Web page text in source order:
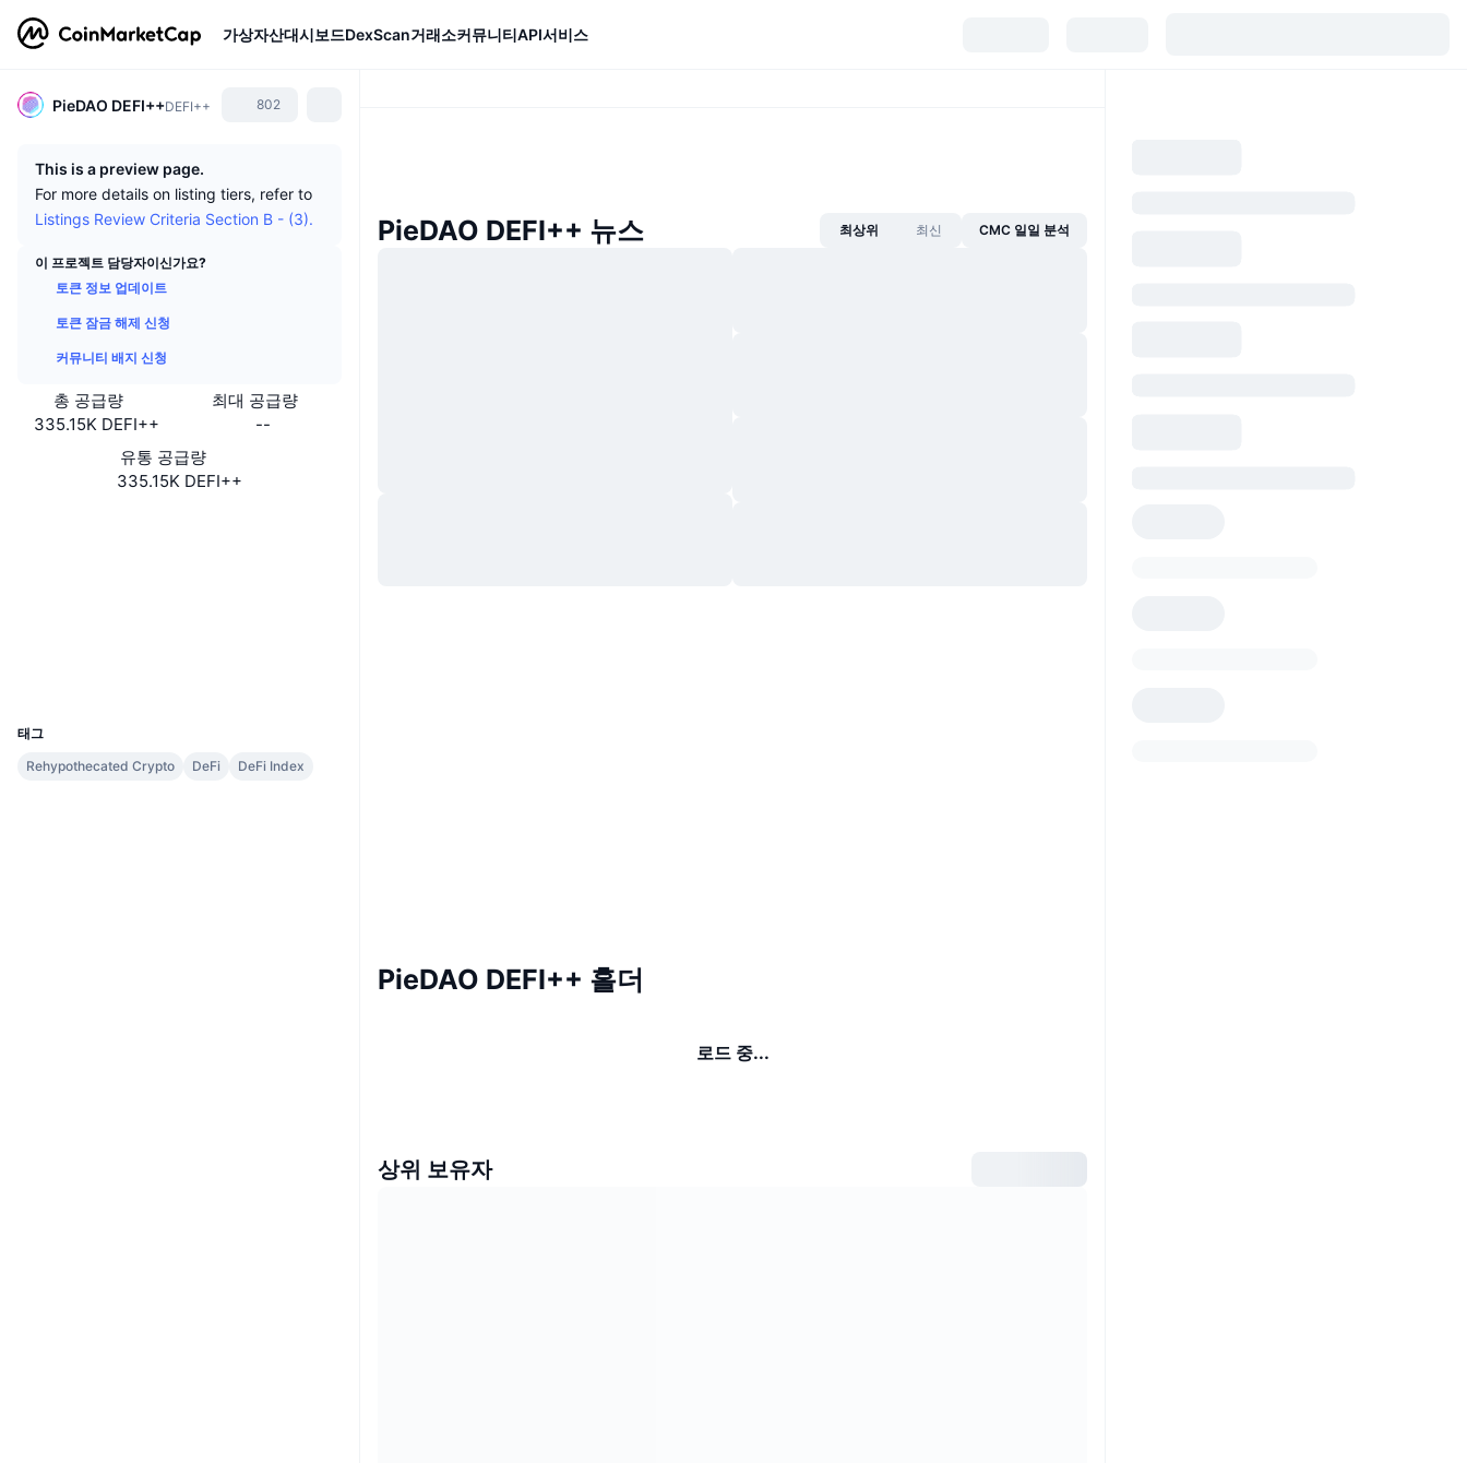
가상자산대시보드DexScan거래소커뮤니티API서비스
PieDAO DEFI++DEFI++ 802
This is a preview page.
For more details on listing tiers, refer to
Listings Review Criteria Section B - (3).
이 프로젝트 담당자이신가요?
토큰 정보 업데이트
토큰 잠금 해제 신청
커뮤니티 배지 신청
총 공급량
335.15K DEFI++
최대 공급량
--
유통 공급량
335.15K DEFI++
태그
Rehypothecated Crypto
DeFi DeFi Index
PieDAO DEFI++ 뉴스 최상위 최신 CMC 일일 분석
PieDAO DEFI++ 홀더
로드 중...
상위 보유자